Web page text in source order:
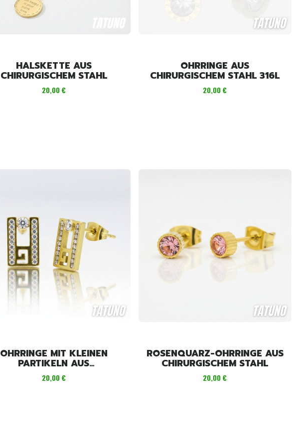
HALSKETTE AUS
CHIRURGISCHEM STAHL
Preis
20,00 €
OHRRINGE AUS
CHIRURGISCHEM STAHL 316L
Preis
20,00 €
OHRRINGE MIT KLEINEN
PARTIKELN AUS
CHIRURGISCHEM STAHL
Preis
20,00 €
ROSENQUARZ-OHRRINGE AUS
CHIRURGISCHEM STAHL
Preis
20,00 €